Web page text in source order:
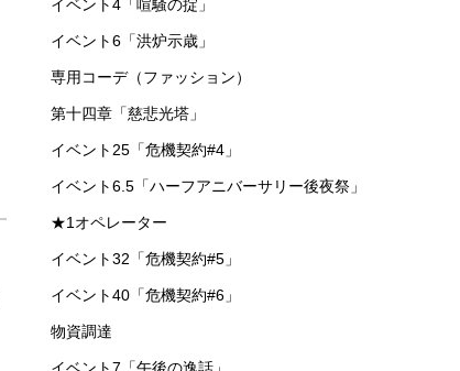
イベント4「喧騒の掟」
イベント6「洪炉示歳」
専用コーデ（ファッション）
第十四章「慈悲光塔」
イベント25「危機契約#4」
イベント6.5「ハーフアニバーサリー後夜祭」
★1オペレーター
イベント32「危機契約#5」
イベント40「危機契約#6」
物資調達